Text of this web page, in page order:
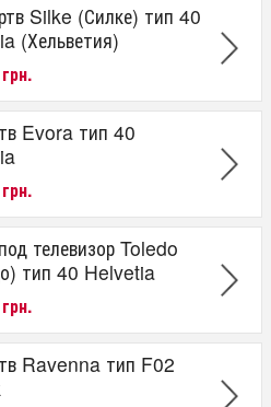
Silke (Силке) тип 40
(Хельветия)
Evora тип 40
телевизор Toledo
тип 40 Helvetia
Ravenna тип F02